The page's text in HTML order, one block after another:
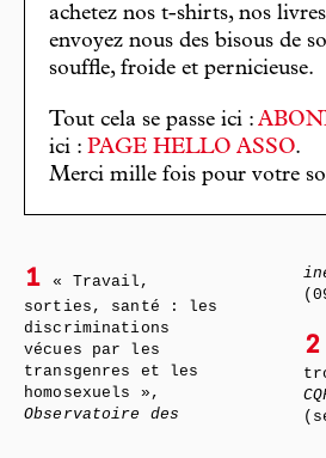
achetez nos t-shirts, nos
envoyez nous des bisous de
souffle, froide et pernicieuse.
Tout cela se passe ici :
ici : PAGE HELLO ASSO.
Merci mille fois pour votre
1
« Travail,
sorties, santé : les
discriminations
vécues par les
transgenres et les
homosexuels »,
Observatoire des
2